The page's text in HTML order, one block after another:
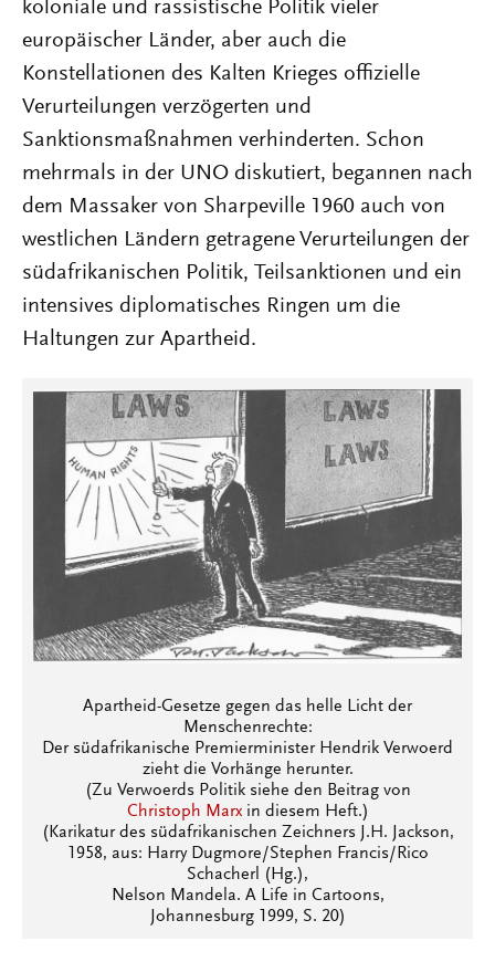
koloniale und rassistische Politik vieler
europäischer Länder, aber auch die
Konstellationen des Kalten Krieges offizielle
Verurteilungen verzögerten und
Sanktionsmaßnahmen verhinderten. Schon
mehrmals in der UNO diskutiert, begannen nach
dem Massaker von Sharpeville 1960 auch von
westlichen Ländern getragene Verurteilungen der
südafrikanischen Politik, Teilsanktionen und ein
intensives diplomatisches Ringen um die
Haltungen zur Apartheid.
Apartheid-Gesetze gegen das helle Licht der
Menschenrechte:
Der südafrikanische Premierminister Hendrik Verwoerd
zieht die Vorhänge herunter.
(Zu Verwoerds Politik siehe den Beitrag von
Christoph Marxin diesem Heft.)
(Karikatur des südafrikanischen Zeichners J.H. Jackson,
1958, aus: Harry Dugmore/Stephen Francis/Rico
Schacherl (Hg.),
Nelson Mandela. A Life in Cartoons,
Johannesburg 1999, S. 20)